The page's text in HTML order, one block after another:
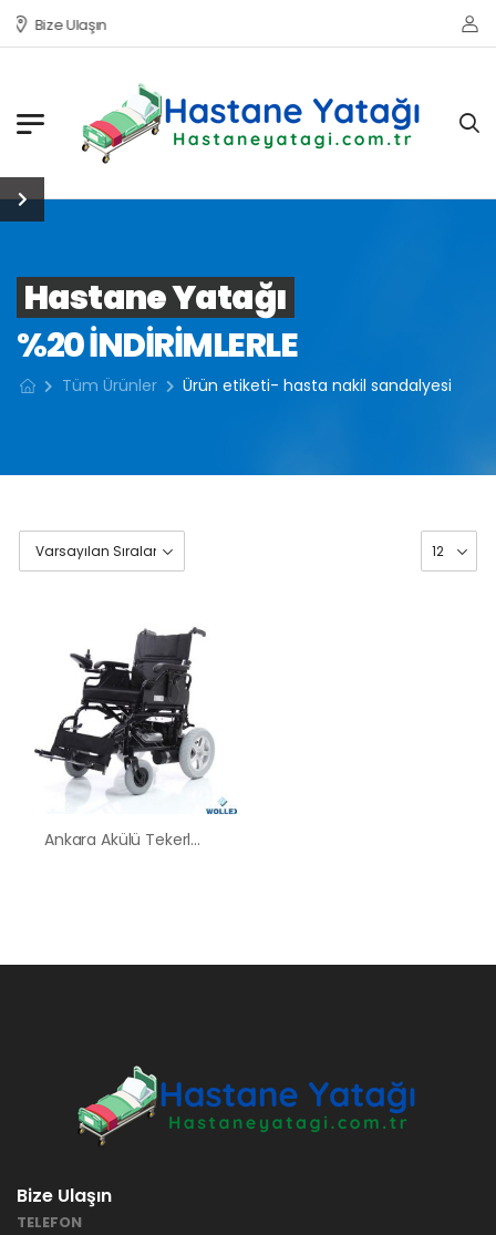
Bize Ulaşın
Hastane Yatağı
%20 INDIRIMLERLE
Tüm Ürünler Ürün etiketi- hasta nakil sandalyesi
MOTORLU
KARYOLASI
ANKARA
HASTA
KARYOLASI
HK-70 – 3
Ankara Akülü Tekerlekli Sandalye Satış Kiralama Fiyatları
Bize Ulaşın
TELEFON